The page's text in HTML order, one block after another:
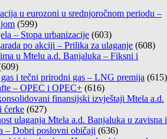
u eurozoni u srednjoročnom periodu –
(599)
– Stopa urbanizacije (603)
po akciji – Prilika za ulaganje (608)
u Mtelu a.d. Banjaluka – Fiksni i
i tečni prirodni gas – LNG premija (615)
– OPEC i OPEC+ (616)
finansijski izvještaji Mtela a.d.
ćerke (627)
ulaganja Mtela a.d. Banjaluka u zavisna i
– Dobri poslovni običaji (636)